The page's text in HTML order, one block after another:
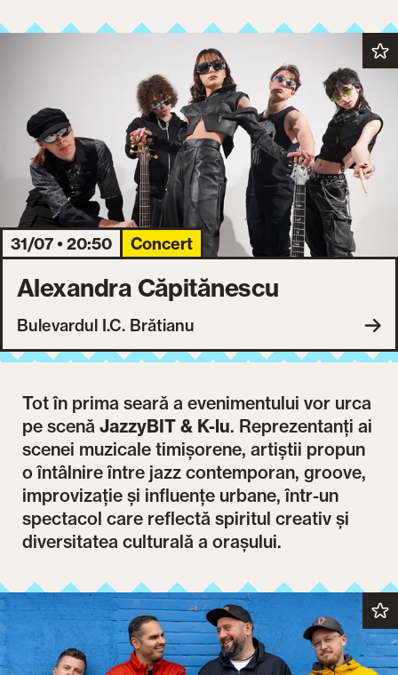
31/07 • 20:50 Concert
Alexandra Căpitănescu
Bulevardul I.C. Brătianu
Tot în prima seară a evenimentului vor urca
pe scenăJazzyBIT & K-lu. Reprezentanți ai
scenei muzicale timișorene, artiștii propun
o întâlnire între jazz contemporan, groove,
improvizație și influențe urbane, într-un
spectacol care reflectă spiritul creativ și
diversitatea culturală a orașului.